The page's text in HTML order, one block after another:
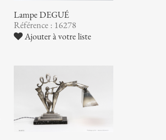
Lampe DEGUÉ
Référence : 16278
Ajouter à votre liste